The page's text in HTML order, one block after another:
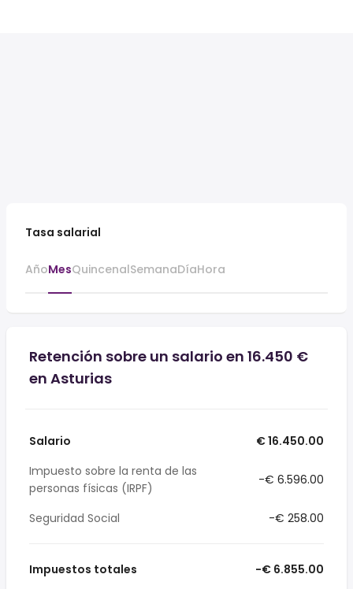
Tasa salarial
AñoMesQuincenalSemanaDíaHora
Retención sobre un salario en 16.450 €
en Asturias
Salario
€ 16.450.00
Impuesto sobre la renta de las
personas físicas (IRPF)
-€ 6.596.00
Seguridad Social -€ 258.00
Impuestos totales -€ 6.855.00